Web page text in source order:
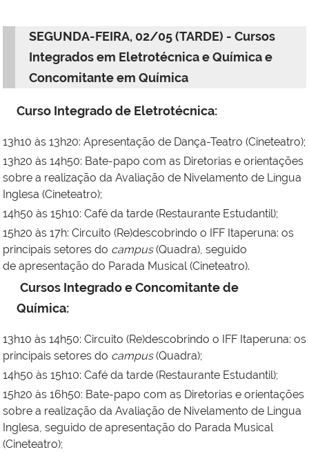
SEGUNDA-FEIRA, 02/05 (TARDE) - Cursos
Integrados em Eletrotécnica e Química e
Concomitante em Química
Curso Integrado de Eletrotécnica:
13h10 às 13h20: Apresentação de Dança-Teatro (Cineteatro);
13h20 às 14h50: Bate-papo com as Diretorias e orientações
sobre a realização da Avaliação de Nivelamento de Língua
Inglesa (Cineteatro);
14h50 às 15h10: Café da tarde (Restaurante Estudantil);
15h20 às 17h: Circuito (Re)descobrindo o IFF Itaperuna: os
principais setores do campus(Quadra), seguido
de apresentação do Parada Musical (Cineteatro).
Cursos Integrado e Concomitante de
Química:
13h10 às 14h50: Circuito (Re)descobrindo o IFF Itaperuna: os
principais setores do campus(Quadra);
14h50 às 15h10: Café da tarde (Restaurante Estudantil);
15h20 às 16h50: Bate-papo com as Diretorias e orientações
sobre a realização da Avaliação de Nivelamento de Língua
Inglesa, seguido de apresentação do Parada Musical
(Cineteatro);